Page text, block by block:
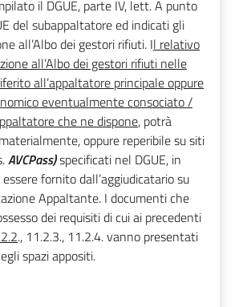
il DGUE, parte IV, lett. A punto
del subappaltatore ed indicati gli
all’Albo dei gestori rifiuti. Il relativo
all’Albo dei gestori rifiuti nelle
all’appaltatore principale oppure
eventualmente consociato /
che ne dispone, potrà
oppure reperibile su siti
AVCPass)specificati nel DGUE, in
fornito dall’aggiudicatario su
Appaltante. I documenti che
dei requisiti di cui ai precedenti
., 11.2.3., 11.2.4. vanno presentati
spazi appositi.